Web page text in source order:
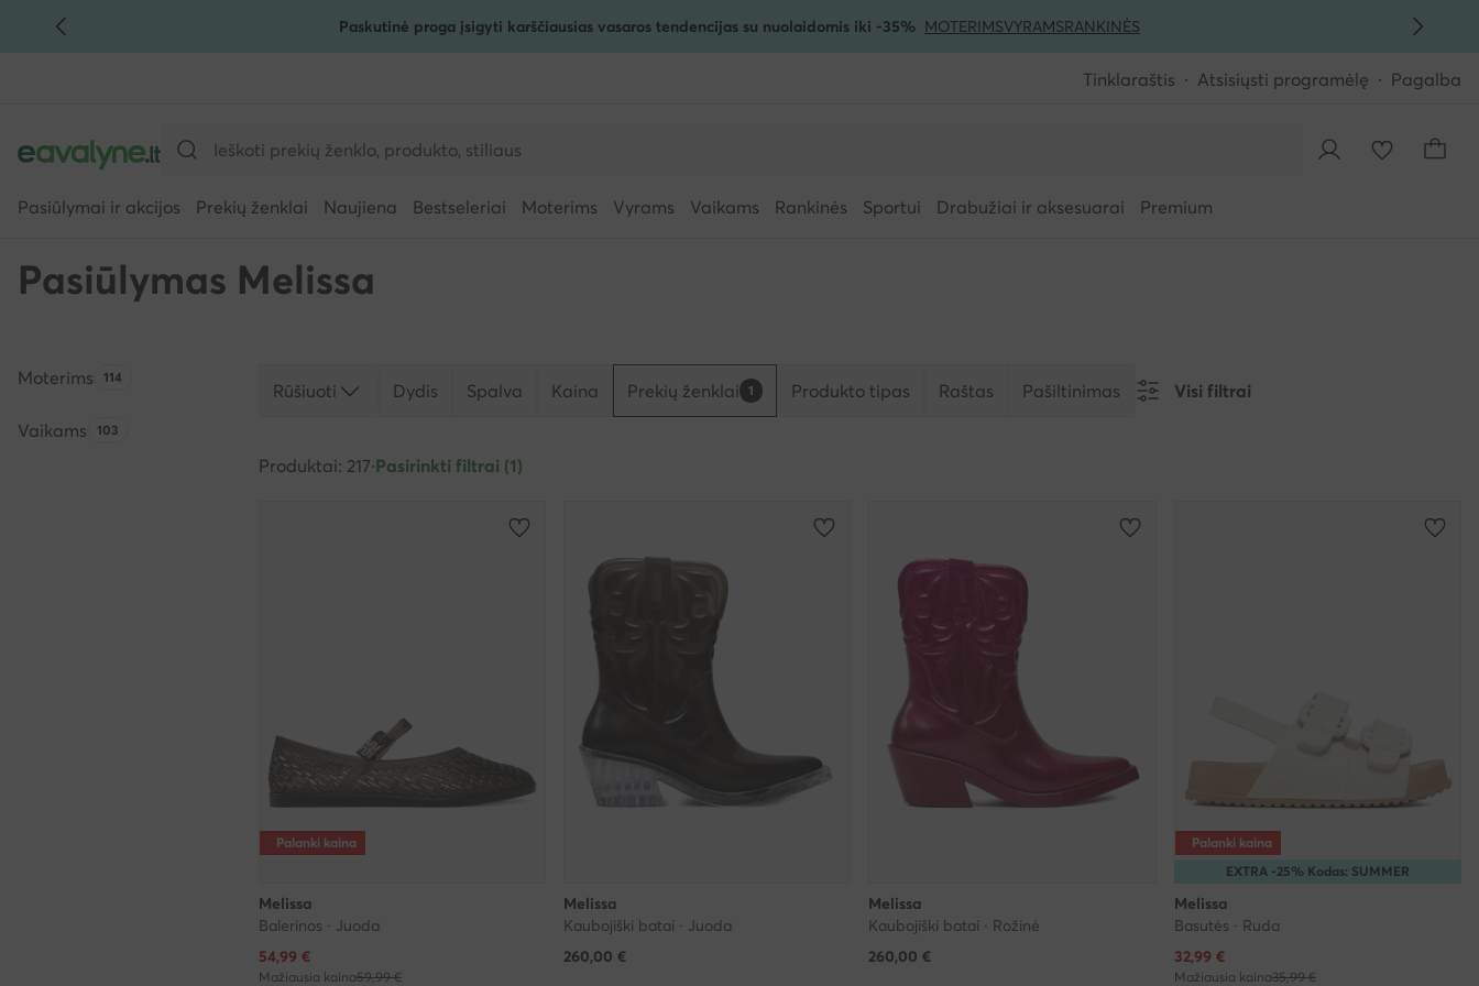
PEREITI PRIE PAGRINDINIO TURINIOPaskutinė proga įsigyti karščiausias vasaros tendencijas su nuolaidomis iki -35% MOTERIMSVYRAMSRANKINĖS
Tinklaraštis Atsisiųsti programėlę Pagalba
Pasiūlymai ir akcijos Prekių ženklai Naujiena Bestseleriai Moterims Vyrams Vaikams Rankinės Sportui Drabužiai ir aksesuarai Premium
Pasiūlymas Melissa
Moterims Produktų skaičius:
114
Vaikams Produktų skaičius:
103
Rūšiuoti Dydis Spalva Kaina Prekių ženklai 1 Produkto tipas Raštas Pašiltinimas Visi filtrai
Produktai: 217·Pasirinkti filtrai (1)
Palanki kaina
Melissa
Balerinos · Juoda
Dabartinė kaina
54,99 €
Mažiausia kaina59,99 €
Melissa
Kaubojiški batai · Juoda
260,00 €
Melissa
Kaubojiški batai · Rožinė
260,00 €
EXTRA -25% Kodas: SUMMER
Palanki kaina
Melissa
Basutės · Ruda
Dabartinė kaina
32,99 €
Mažiausia kaina35,99 €